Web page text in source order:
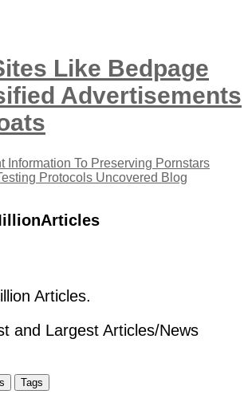
Like Bedpage
Advertisements
Information To Preserving Pornstars
Protocols Uncovered Blog
Articles.
and Largest Articles/News
Tags